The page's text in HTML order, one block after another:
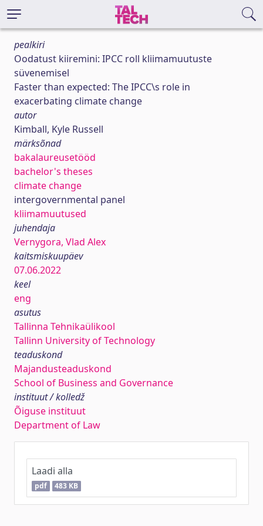
pealkiri
Oodatust kiiremini: IPCC roll kliimamuutuste
süvenemisel
Faster than expected: The IPCC\s role in
exacerbating climate change
autor
Kimball, Kyle Russell
märksõnad
bakalaureusetööd
bachelor's theses
climate change
intergovernmental panel
kliimamuutused
juhendaja
Vernygora, Vlad Alex
kaitsmiskuupäev
07.06.2022
keel
eng
asutus
Tallinna Tehnikaülikool
Tallinn University of Technology
teaduskond
Majandusteaduskond
School of Business and Governance
instituut / kolledž
Õiguse instituut
Department of Law
Laadi alla
pdf 483 KB